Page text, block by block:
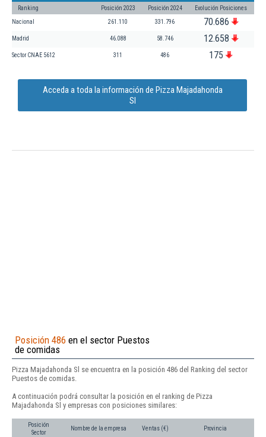
Ranking Posición 2023 Posición 2024 Evolución Posiciones
Nacional 261.110 331.796 70.686
Madrid 46.088 58.746 12.658
Sector CNAE 5612 311 486 175
Acceda a toda la información de Pizza Majadahonda
Sl
Posición 486 en el sector Puestos
de comidas
Pizza Majadahonda Sl se encuentra en la posición 486 del Ranking del sector
Puestos de comidas.
A continuación podrá consultar la posición en el ranking de Pizza
Majadahonda Sl y empresas con posiciones similares:
Posición
Sector
Nombre de la empresa Ventas (€) Provincia